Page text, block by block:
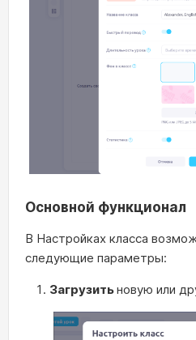
Основной функционал
В Настройках класса
следующие параметры:
Загрузитьновую или